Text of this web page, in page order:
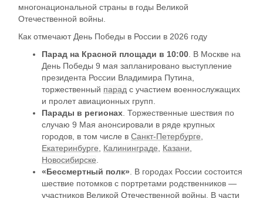
многонациональной страны в годы Великой
Отечественной войны.
Как отмечают День Победы в России в 2026 году
Парад на Красной площади в 10:00 . В Москве на
День Победы 9 мая запланировано выступление
президента России Владимира Путина,
торжественный парад с участием военнослужащих
и пролет авиационных групп.
Парады в регионах . Торжественные шествия по
случаю 9 Мая анонсировали в ряде крупных
городов, в том числе в Санкт-Петербурге
Екатеринбурге
Калининграде Казани
Новосибирске
«Бессмертный полк» . В городах России состоится
шествие потомков с портретами родственников —
участников Великой Отечественной войны. В части